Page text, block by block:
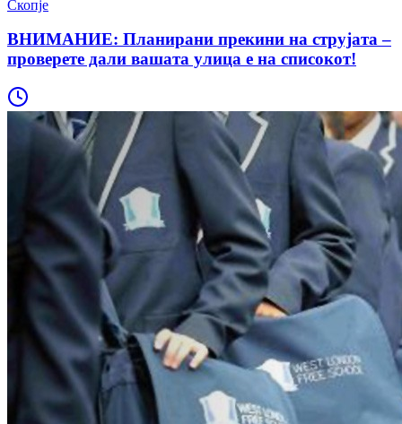
Скопје
ВНИМАНИЕ: Планирани прекини на струјата –
проверете дали вашата улица е на списокот!